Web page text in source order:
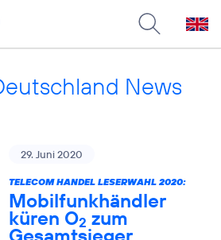
News
29. Juni 2020
TELECOM HANDEL LESERWAHL 2020:
Mobilfunkhändler
küren O2 zum
Gesamtsieger